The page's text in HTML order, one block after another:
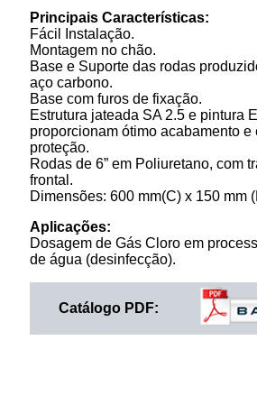
Principais Características:
Fácil Instalação.
Montagem no chão.
Base e Suporte das rodas
aço carbono.
Base com furos de fixação.
Estrutura jateada SA 2.5 e pintura
proporcionam ótimo acabamento e
proteção.
Rodas de 6” em Poliuretano, com
frontal.
Dimensões: 600 mm(C) x 150 mm
Aplicações:
Dosagem de Gás Cloro em
de água (desinfecção).
Catálogo PDF: